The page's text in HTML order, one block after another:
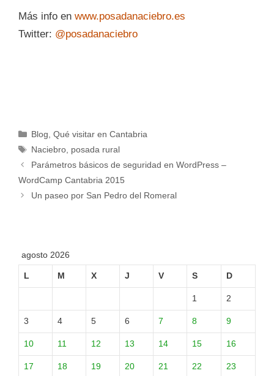
Más info en www.posadanaciebro.es
Twitter: @posadanaciebro
Categorías
Blog ,Qué visitar en Cantabria
Etiquetas
Naciebro posada rural
Parámetros básicos de seguridad en WordPress –
WordCamp Cantabria 2015
Un paseo por San Pedro del Romeral
agosto 2026
L M X J V S D
1 2
3 4 5 6 7 8 9
10 11 12 13 14 15 16
17 18 19 20 21 22 23